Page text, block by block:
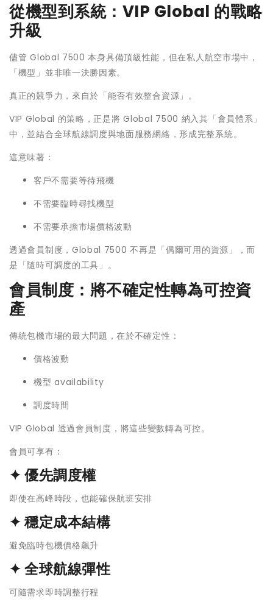
從機型到系統：VIP Global 的戰略
升級
儘管 Global 7500 本身具備頂級性能，但在私人航空市場中，
「機型」並非唯一決勝因素。
真正的競爭力，來自於「能否有效整合資源」。
VIP Global 的策略，正是將 Global 7500 納入其「會員體系」
中，並結合全球航線調度與地面服務網絡，形成完整系統。
這意味著：
客戶不需要等待飛機
不需要臨時尋找機型
不需要承擔市場價格波動
透過會員制度，Global 7500 不再是「偶爾可用的資源」，而
是「隨時可調度的工具」。
會員制度：將不確定性轉為可控資
產
傳統包機市場的最大問題，在於不確定性：
價格波動
機型 availability
調度時間
VIP Global 透過會員制度，將這些變數轉為可控。
會員可享有：
✦ 優先調度權
即使在高峰時段，也能確保航班安排
✦ 穩定成本結構
避免臨時包機價格飆升
✦ 全球航線彈性
可隨需求即時調整行程